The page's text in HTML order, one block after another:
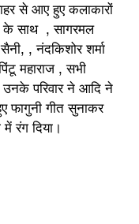
से आए हुए कलाकारों
के साथ  , सागरमल
, नंदकिशोर शर्मा
महाराज , सभी
परिवार ने आदि ने
फागुनी गीत सुनाकर
रंग दिया।